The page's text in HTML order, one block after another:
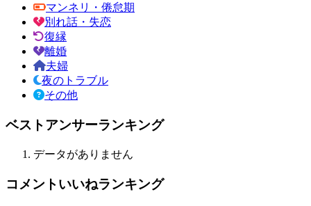
マンネリ・倦怠期
別れ話・失恋
復縁
離婚
夫婦
夜のトラブル
その他
ベストアンサーランキング
データがありません
コメントいいねランキング